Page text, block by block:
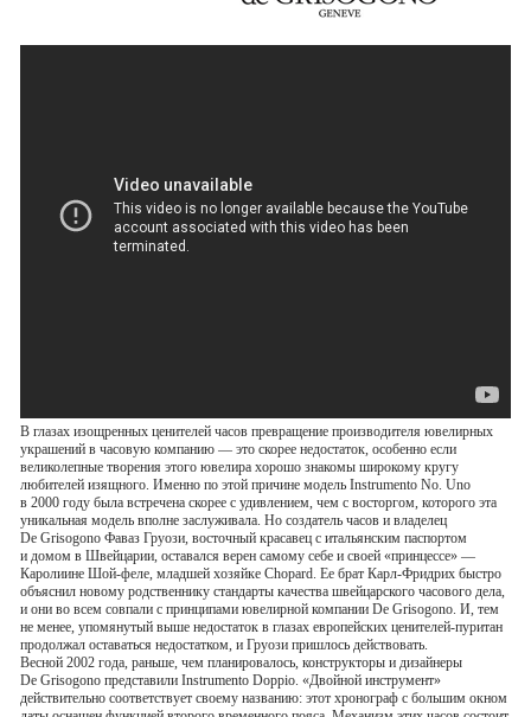
В глазах изощренных ценителей часов превращение производителя ювелирных
украшений в часовую компанию — это скорее недостаток, особенно если
великолепные творения этого ювелира хорошо знакомы широкому кругу
любителей изящного. Именно по этой причине модель Instrumento No. Uno
в 2000 году была встречена скорее с удивлением, чем с восторгом, которого эта
уникальная модель вполне заслуживала. Но создатель часов и владелец
De Grisogono Фаваз Груози, восточный красавец с итальянским паспортом
и домом в Швейцарии, оставался верен самому себе и своей «принцессе» —
Каролиине Шой-феле, младшей хозяйке Chopard. Ее брат Карл-Фридрих быстро
объяснил новому родственнику стандарты качества швейцарского часового дела,
и они во всем совпали с принципами ювелирной компании De Grisogono. И, тем
не менее, упомянутый выше недостаток в глазах европейских ценителей-пуритан
продолжал оставаться недостатком, и Груози пришлось действовать.
Весной 2002 года, раньше, чем планировалось, конструкторы и дизайнеры
De Grisogono представили Instrumento Doppio. «Двойной инструмент»
действительно соответствует своему названию: этот хронограф с большим окном